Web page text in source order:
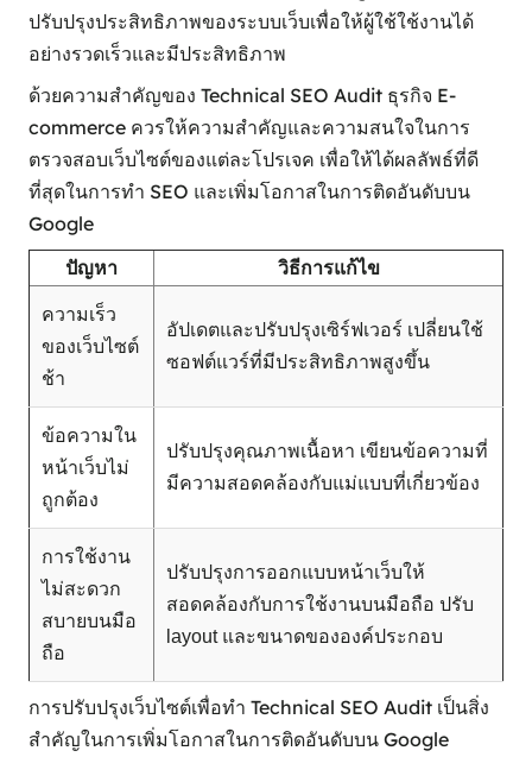
ปรับปรุงประสิทธิภาพของระบบเว็บเพื่อให้ผู้ใช้ใช้งานได้
อย่างรวดเร็วและมีประสิทธิภาพ
ด้วยความสำคัญของ Technical SEO Audit ธุรกิจ E-
commerce ควรให้ความสำคัญและความสนใจในการ
ตรวจสอบเว็บไซต์ของแต่ละโปรเจค เพื่อให้ได้ผลลัพธ์ที่ดี
ที่สุดในการทำ SEO และเพิ่มโอกาสในการติดอันดับบน
Google
ปัญหา วิธีการแก้ไข
ความเร็ว
ของเว็บไซต์
ช้า
อัปเดตและปรับปรุงเซิร์ฟเวอร์ เปลี่ยนใช้
ซอฟต์แวร์ที่มีประสิทธิภาพสูงขึ้น
ข้อความใน
หน้าเว็บไม่
ถูกต้อง
ปรับปรุงคุณภาพเนื้อหา เขียนข้อความที่
มีความสอดคล้องกับแม่แบบที่เกี่ยวข้อง
การใช้งาน
ไม่สะดวก
สบายบนมือ
ถือ
ปรับปรุงการออกแบบหน้าเว็บให้
สอดคล้องกับการใช้งานบนมือถือ ปรับ
layout และขนาดขององค์ประกอบ
การปรับปรุงเว็บไซต์เพื่อทำ Technical SEO Audit เป็นสิ่ง
สำคัญในการเพิ่มโอกาสในการติดอันดับบน Google